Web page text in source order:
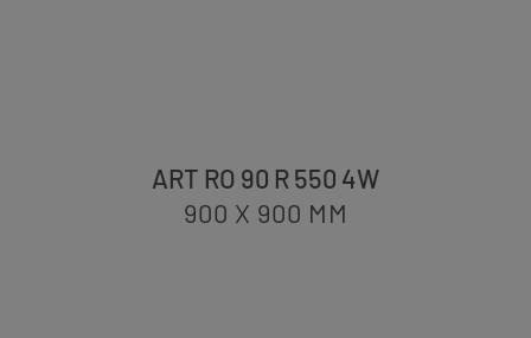
ART RO 90 R 550 4W
900 X 900 MM